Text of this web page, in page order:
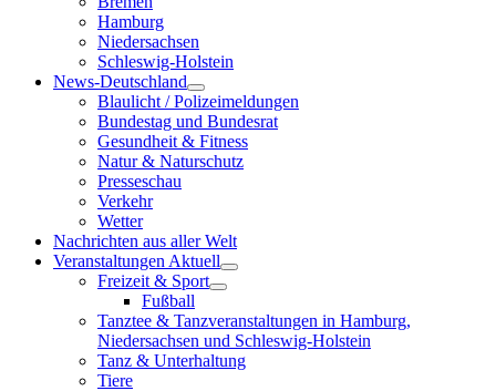
Hamburg
Niedersachsen
Schleswig-Holstein
News-Deutschland
Blaulicht / Polizeimeldungen
Bundestag und Bundesrat
Gesundheit & Fitness
Natur & Naturschutz
Presseschau
Verkehr
Wetter
Nachrichten aus aller Welt
Veranstaltungen Aktuell
Freizeit & Sport
Fußball
Tanztee & Tanzveranstaltungen in Hamburg,
Niedersachsen und Schleswig-Holstein
Tanz & Unterhaltung
Tiere